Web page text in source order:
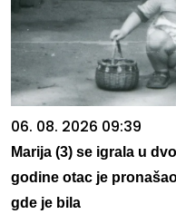
06. 08. 2026 09:39
Marija (3) se igrala u
godine otac je
gde je bila